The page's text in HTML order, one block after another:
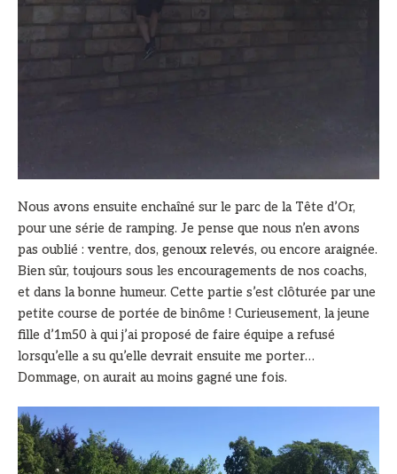
Nous avons ensuite enchaîné sur le parc de la Tête d’Or,
pour une série de ramping. Je pense que nous n’en avons
pas oublié : ventre, dos, genoux relevés, ou encore araignée.
Bien sûr, toujours sous les encouragements de nos coachs,
et dans la bonne humeur. Cette partie s’est clôturée par une
petite course de portée de binôme ! Curieusement, la jeune
fille d’1m50 à qui j’ai proposé de faire équipe a refusé
lorsqu’elle a su qu’elle devrait ensuite me porter…
Dommage, on aurait au moins gagné une fois.